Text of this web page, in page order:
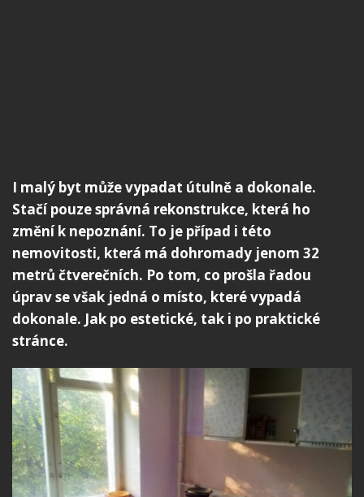
I malý byt může vypadat útulně a dokonale.
Stačí pouze správná rekonstrukce, která ho
změní k nepoznání. To je případ i této
nemovitosti, která má dohromady jenom 32
metrů čtverečních. Po tom, co prošla řadou
úprav se však jedná o místo, které vypadá
dokonale. Jak po estetické, tak i po praktické
stránce.